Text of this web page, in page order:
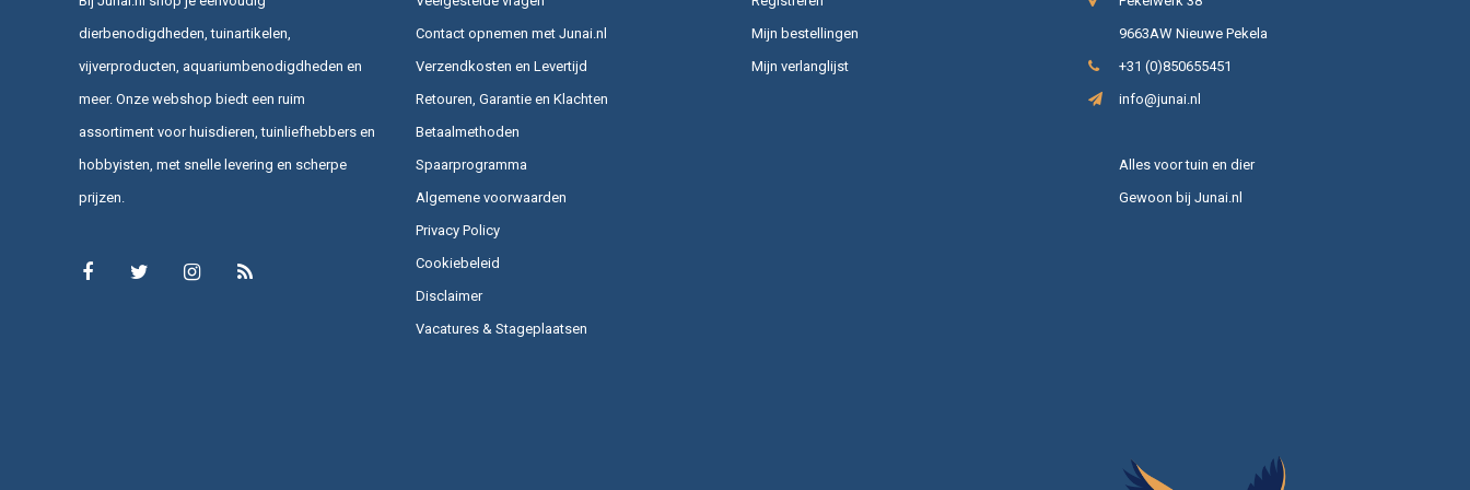
dierbenodigdheden, tuinartikelen,
vijverproducten, aquariumbenodigdheden en
meer. Onze webshop biedt een ruim
assortiment voor huisdieren, tuinliefhebbers en
hobbyisten, met snelle levering en scherpe
prijzen.
Contact opnemen met Junai.nl
Verzendkosten en Levertijd
Retouren, Garantie en Klachten
Betaalmethoden
Spaarprogramma
Algemene voorwaarden
Privacy Policy
Cookiebeleid
Disclaimer
Vacatures & Stageplaatsen
Mijn bestellingen
Mijn verlanglijst
9663AW Nieuwe Pekela
+31 (0)850655451
info@junai.nl
Alles voor tuin en dier
Gewoon bij Junai.nl